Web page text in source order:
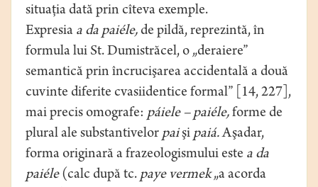
situaţia dată prin cîteva exemple.
Expresia a da paiéle, de pildă, reprezintă, în
formula lui St. Dumistrăcel, o „deraiere”
semantică prin încrucişarea accidentală a două
cuvinte diferite cvasiidentice formal” [14, 227],
mai precis omografe: páiele – paiéle,forme de
plural ale substantivelor paişi paiá.Aşadar,
forma originară a frazeologismului este a da
paiéle(calc după tc. paye vermek„a acorda